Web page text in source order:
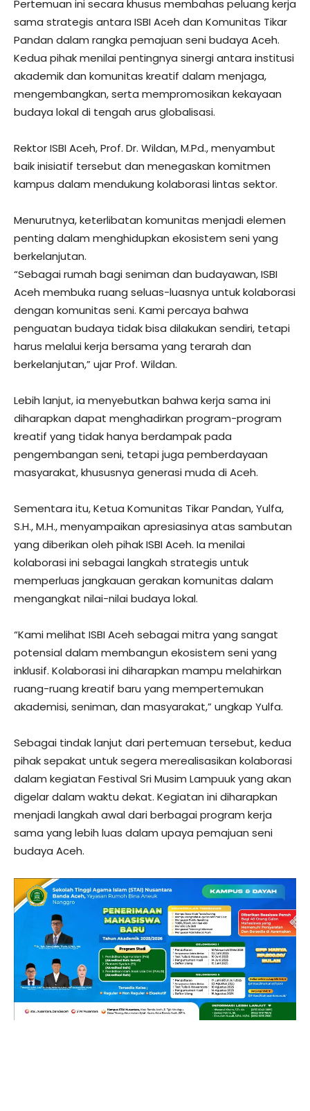
Pertemuan ini secara khusus membahas peluang kerja
sama strategis antara ISBI Aceh dan Komunitas Tikar
Pandan dalam rangka pemajuan seni budaya Aceh.
Kedua pihak menilai pentingnya sinergi antara institusi
akademik dan komunitas kreatif dalam menjaga,
mengembangkan, serta mempromosikan kekayaan
budaya lokal di tengah arus globalisasi.
Rektor ISBI Aceh, Prof. Dr. Wildan, M.Pd., menyambut
baik inisiatif tersebut dan menegaskan komitmen
kampus dalam mendukung kolaborasi lintas sektor.
Menurutnya, keterlibatan komunitas menjadi elemen
penting dalam menghidupkan ekosistem seni yang
berkelanjutan.
“Sebagai rumah bagi seniman dan budayawan, ISBI
Aceh membuka ruang seluas-luasnya untuk kolaborasi
dengan komunitas seni. Kami percaya bahwa
penguatan budaya tidak bisa dilakukan sendiri, tetapi
harus melalui kerja bersama yang terarah dan
berkelanjutan,” ujar Prof. Wildan.
Lebih lanjut, ia menyebutkan bahwa kerja sama ini
diharapkan dapat menghadirkan program-program
kreatif yang tidak hanya berdampak pada
pengembangan seni, tetapi juga pemberdayaan
masyarakat, khususnya generasi muda di Aceh.
Sementara itu, Ketua Komunitas Tikar Pandan, Yulfa,
S.H., M.H., menyampaikan apresiasinya atas sambutan
yang diberikan oleh pihak ISBI Aceh. Ia menilai
kolaborasi ini sebagai langkah strategis untuk
memperluas jangkauan gerakan komunitas dalam
mengangkat nilai-nilai budaya lokal.
“Kami melihat ISBI Aceh sebagai mitra yang sangat
potensial dalam membangun ekosistem seni yang
inklusif. Kolaborasi ini diharapkan mampu melahirkan
ruang-ruang kreatif baru yang mempertemukan
akademisi, seniman, dan masyarakat,” ungkap Yulfa.
Sebagai tindak lanjut dari pertemuan tersebut, kedua
pihak sepakat untuk segera merealisasikan kolaborasi
dalam kegiatan Festival Sri Musim Lampuuk yang akan
digelar dalam waktu dekat. Kegiatan ini diharapkan
menjadi langkah awal dari berbagai program kerja
sama yang lebih luas dalam upaya pemajuan seni
budaya Aceh.